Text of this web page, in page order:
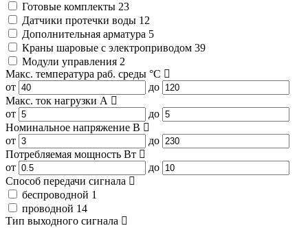
Готовые комплекты 23
Датчики протечки воды 12
Дополнительная арматура 5
Краны шаровые с электроприводом 39
Модули управления 2
Макс. температура раб. среды °C
от
до
Макс. ток нагрузки А
от
до
Номинальное напряжение В
от
до
Потребляемая мощность Вт
от
до
Способ передачи сигнала
беспроводной 1
проводной 14
Тип выходного сигнала